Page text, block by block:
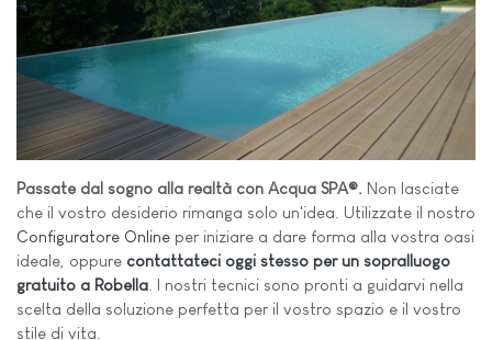
Passate dal sogno alla realtà con Acqua SPA®. Non lasciate
che il vostro desiderio rimanga solo un'idea. Utilizzate il nostro
Configuratore Online per iniziare a dare forma alla vostra oasi
ideale, oppure contattateci oggi stesso per un sopralluogo
gratuito a Robella . I nostri tecnici sono pronti a guidarvi nella
scelta della soluzione perfetta per il vostro spazio e il vostro
stile di vita.